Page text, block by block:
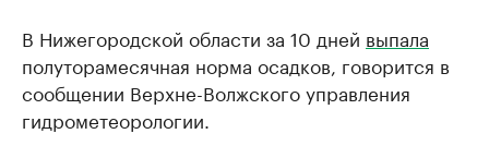
В Нижегородской области за 10 дней выпала
полуторамесячная норма осадков, говорится в
сообщении Верхне-Волжского управления
гидрометеорологии.